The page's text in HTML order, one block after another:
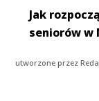
Jak
seniorów w
utworzone przez